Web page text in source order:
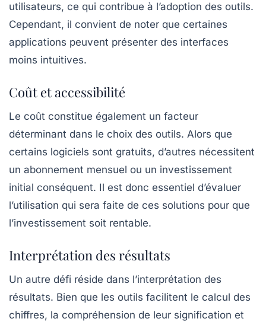
utilisateurs, ce qui contribue à l’adoption des outils.
Cependant, il convient de noter que certaines
applications peuvent présenter des interfaces
moins intuitives.
Coût et accessibilité
Le coût constitue également un facteur
déterminant dans le choix des outils. Alors que
certains logiciels sont gratuits, d’autres nécessitent
un abonnement mensuel ou un investissement
initial conséquent. Il est donc essentiel d’évaluer
l’utilisation qui sera faite de ces solutions pour que
l’investissement soit rentable.
Interprétation des résultats
Un autre défi réside dans l’interprétation des
résultats. Bien que les outils facilitent le calcul des
chiffres, la compréhension de leur signification et